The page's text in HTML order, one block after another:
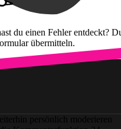
du einen Fehler entdeckt?
übermitteln.
persönlich moderieren